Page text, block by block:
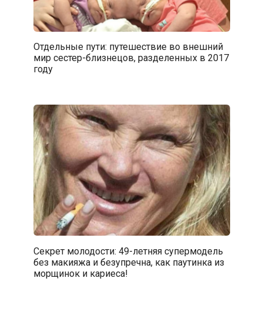
Отдельные пути: путешествие во внешний
мир сестер-близнецов, разделенных в 2017
году
Секрет молодости: 49-летняя супермодель
без макияжа и безупречна, как паутинка из
морщинок и кариеса!